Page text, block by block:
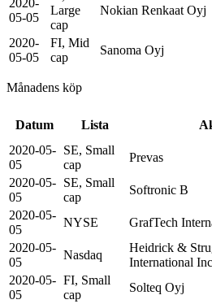
05-05
Large
cap
Nokian Renkaat Oyj
2020-
05-05
FI, Mid
cap
Sanoma Oyj
Månadens köp
Datum Lista
2020-05-
05
SE, Small
cap
Prevas
2020-05-
05
SE, Small
cap
Softronic B
2020-05-
05
NYSE GrafTech
2020-05-
05
Nasdaq
Heidrick &
International Inc
2020-05-
05
FI, Small
cap
Solteq Oyj